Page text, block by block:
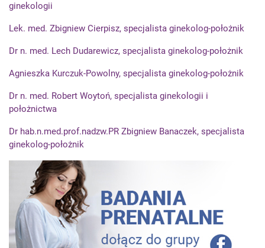
ginekologii
Lek. med. Zbigniew Cierpisz, specjalista ginekolog-położnik
Dr n. med. Lech Dudarewicz, specjalista ginekolog-położnik
Agnieszka Kurczuk-Powolny, specjalista ginekolog-położnik
Dr n. med. Robert Woytoń, specjalista ginekologii i
położnictwa
Dr hab.n.med.prof.nadzw.PR Zbigniew Banaczek, specjalista
ginekolog-położnik